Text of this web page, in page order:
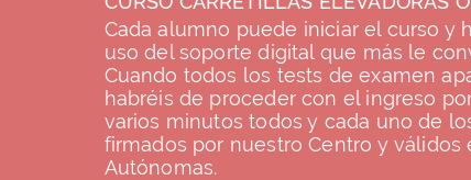
Cada alumno puede iniciar el curso y
uso del soporte digital que más le
Cuando todos los tests de examen
habréis de proceder con el ingreso
varios minutos todos y cada uno de
firmados por nuestro Centro y válidos
Autónomas.